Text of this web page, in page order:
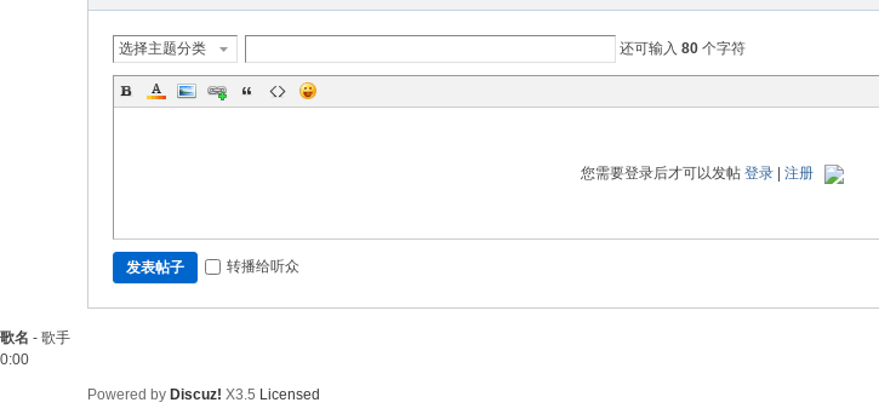
选择主题分类 还可输入 80 个字符
您需要登录后才可以发帖 登录| 注册
发表帖子 转播给听众
歌名 - 歌手
0:00
Powered by Discuz! X3.5 Licensed